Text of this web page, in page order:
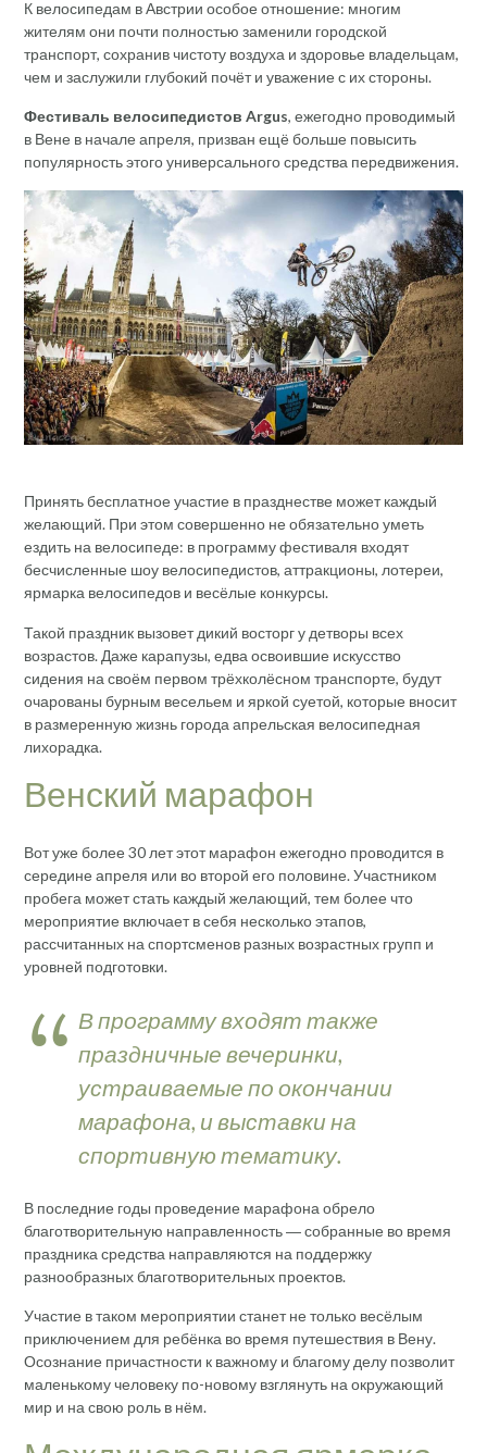
К велосипедам в Австрии особое отношение: многим
жителям они почти полностью заменили городской
транспорт, сохранив чистоту воздуха и здоровье владельцам,
чем и заслужили глубокий почёт и уважение с их стороны.
Фестиваль велосипедистов Argus, ежегодно проводимый
в Вене в начале апреля, призван ещё больше повысить
популярность этого универсального средства передвижения.
Принять бесплатное участие в празднестве может каждый
желающий. При этом совершенно не обязательно уметь
ездить на велосипеде: в программу фестиваля входят
бесчисленные шоу велосипедистов, аттракционы, лотереи,
ярмарка велосипедов и весёлые конкурсы.
Такой праздник вызовет дикий восторг у детворы всех
возрастов. Даже карапузы, едва освоившие искусство
сидения на своём первом трёхколёсном транспорте, будут
очарованы бурным весельем и яркой суетой, которые вносит
в размеренную жизнь города апрельская велосипедная
лихорадка.
Венский марафон
Вот уже более 30 лет этот марафон ежегодно проводится в
середине апреля или во второй его половине. Участником
пробега может стать каждый желающий, тем более что
мероприятие включает в себя несколько этапов,
рассчитанных на спортсменов разных возрастных групп и
уровней подготовки.
В программу входят также
праздничные вечеринки,
устраиваемые по окончании
марафона, и выставки на
спортивную тематику.
В последние годы проведение марафона обрело
благотворительную направленность ― собранные во время
праздника средства направляются на поддержку
разнообразных благотворительных проектов.
Участие в таком мероприятии станет не только весёлым
приключением для ребёнка во время путешествия в Вену.
Осознание причастности к важному и благому делу позволит
маленькому человеку по-новому взглянуть на окружающий
мир и на свою роль в нём.